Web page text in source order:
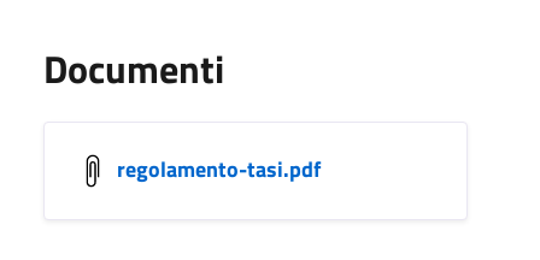
Documenti
regolamento-tasi.pdf